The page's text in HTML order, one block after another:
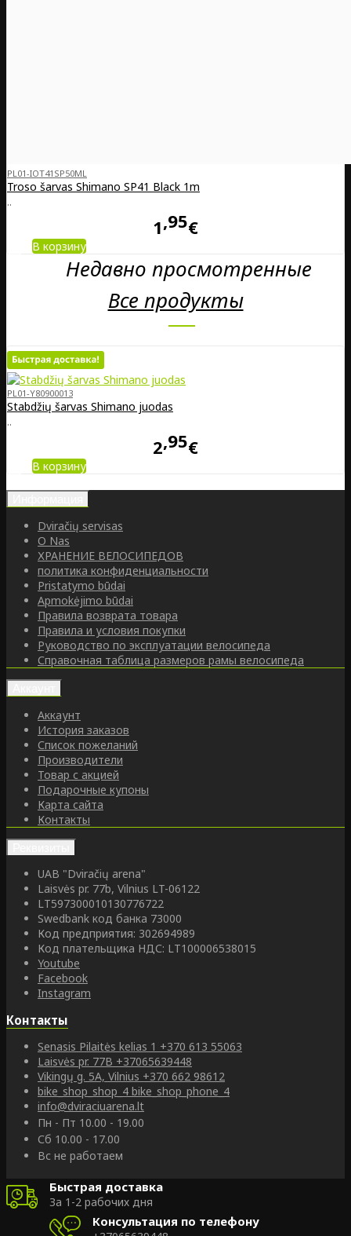
PL01-IOT41SP50ML
Troso šarvas Shimano SP41 Black 1m
..
1 95€
В корзину
Недавно просмотренные
Все продукты
PL01-Y80900013
Stabdžių šarvas Shimano juodas
..
2 95€
В корзину
Dviračių servisas
O Nas
ХРАНЕНИЕ ВЕЛОСИПЕДОВ
политика конфиденциальности
Pristatymo būdai
Apmokėjimo būdai
Правила возврата товара
Правила и условия покупки
Руководство по эксплуатации велосипеда
Справочная таблица размеров рамы велосипеда
Аккаунт
История заказов
Список пожеланий
Производители
Товар с акцией
Подарочные купоны
Карта сайта
Контакты
UAB "Dviračių arena"
Laisvės pr. 77b, Vilnius LT-06122
LT597300010130776722
Swedbank код банка 73000
Код предприятия: 302694989
Код плательщика НДС: LT100006538015
Youtube
Facebook
Instagram
Контакты
Senasis Pilaitės kelias 1 +370 613 55063
Laisvės pr. 77B +37065639448
Vikingų g. 5A, Vilnius +370 662 98612
bike_shop_shop_4 bike_shop_phone_4
info@dviraciuarena.lt
Пн - Пт 10.00 - 19.00
Сб 10.00 - 17.00
Вс не работаем
Быстрая доставка
За 1-2 рабочих дня
Консультация по телефону